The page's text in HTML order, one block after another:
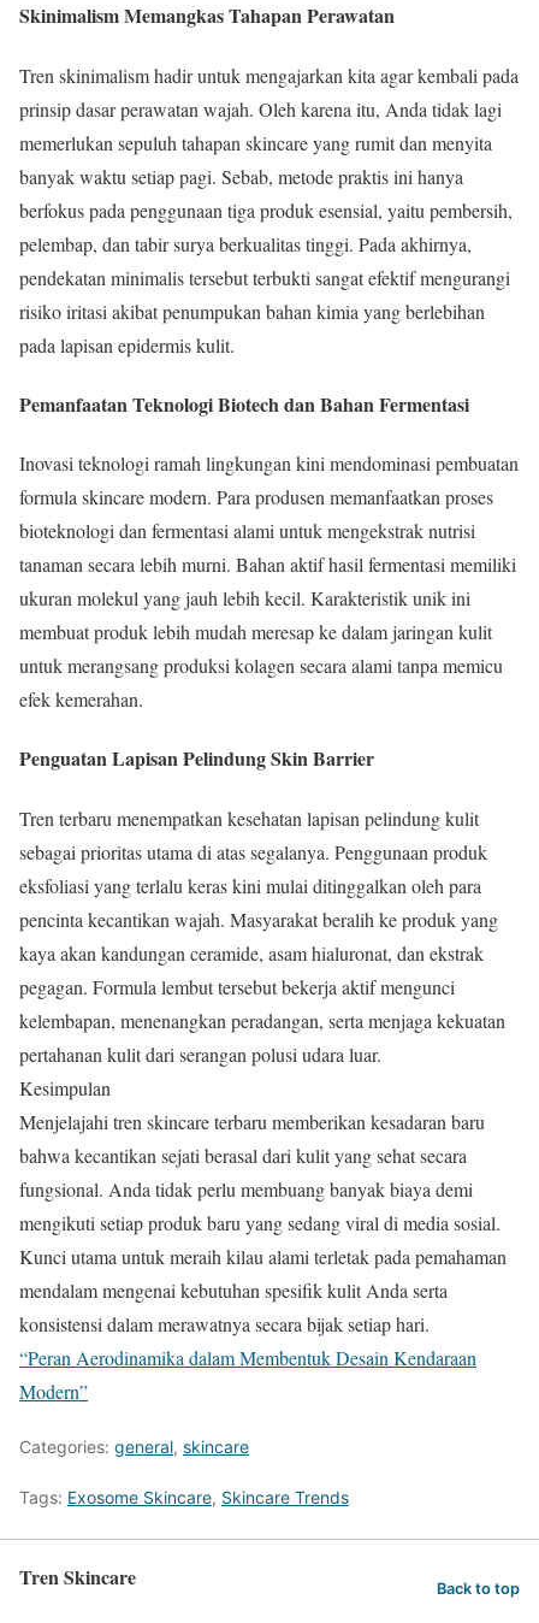
Skinimalism Memangkas Tahapan Perawatan
Tren skinimalism hadir untuk mengajarkan kita agar kembali pada
prinsip dasar perawatan wajah. Oleh karena itu, Anda tidak lagi
memerlukan sepuluh tahapan skincare yang rumit dan menyita
banyak waktu setiap pagi. Sebab, metode praktis ini hanya
berfokus pada penggunaan tiga produk esensial, yaitu pembersih,
pelembap, dan tabir surya berkualitas tinggi. Pada akhirnya,
pendekatan minimalis tersebut terbukti sangat efektif mengurangi
risiko iritasi akibat penumpukan bahan kimia yang berlebihan
pada lapisan epidermis kulit.
Pemanfaatan Teknologi Biotech dan Bahan Fermentasi
Inovasi teknologi ramah lingkungan kini mendominasi pembuatan
formula skincare modern. Para produsen memanfaatkan proses
bioteknologi dan fermentasi alami untuk mengekstrak nutrisi
tanaman secara lebih murni. Bahan aktif hasil fermentasi memiliki
ukuran molekul yang jauh lebih kecil. Karakteristik unik ini
membuat produk lebih mudah meresap ke dalam jaringan kulit
untuk merangsang produksi kolagen secara alami tanpa memicu
efek kemerahan.
Penguatan Lapisan Pelindung Skin Barrier
Tren terbaru menempatkan kesehatan lapisan pelindung kulit
sebagai prioritas utama di atas segalanya. Penggunaan produk
eksfoliasi yang terlalu keras kini mulai ditinggalkan oleh para
pencinta kecantikan wajah. Masyarakat beralih ke produk yang
kaya akan kandungan ceramide, asam hialuronat, dan ekstrak
pegagan. Formula lembut tersebut bekerja aktif mengunci
kelembapan, menenangkan peradangan, serta menjaga kekuatan
pertahanan kulit dari serangan polusi udara luar.
Kesimpulan
Menjelajahi tren skincare terbaru memberikan kesadaran baru
bahwa kecantikan sejati berasal dari kulit yang sehat secara
fungsional. Anda tidak perlu membuang banyak biaya demi
mengikuti setiap produk baru yang sedang viral di media sosial.
Kunci utama untuk meraih kilau alami terletak pada pemahaman
mendalam mengenai kebutuhan spesifik kulit Anda serta
konsistensi dalam merawatnya secara bijak setiap hari.
“Peran Aerodinamika dalam Membentuk Desain Kendaraan
Modern”
Categories: general, skincare
Tags: Exosome Skincare, Skincare Trends
Tren Skincare Back to top